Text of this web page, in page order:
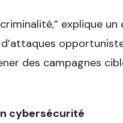
explique un
des campagnes
cybersécurité